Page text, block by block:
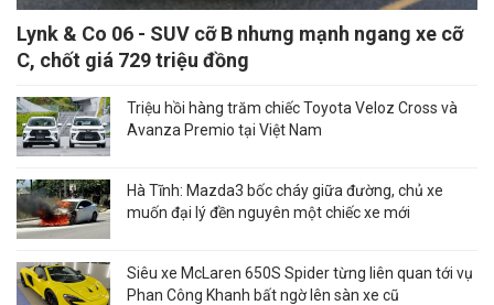
Lynk & Co 06 - SUV cỡ B nhưng mạnh ngang xe cỡ
C, chốt giá 729 triệu đồng
Triệu hồi hàng trăm chiếc Toyota Veloz Cross và
Avanza Premio tại Việt Nam
Hà Tĩnh: Mazda3 bốc cháy giữa đường, chủ xe
muốn đại lý đền nguyên một chiếc xe mới
Siêu xe McLaren 650S Spider từng liên quan tới vụ
Phan Công Khanh bất ngờ lên sàn xe cũ